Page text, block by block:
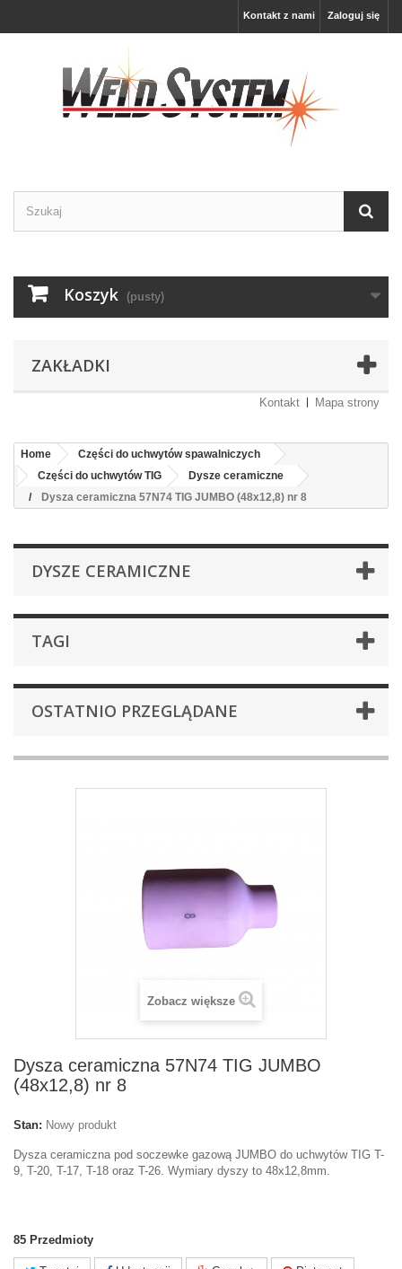
Zaloguj się
Kontakt z nami
Koszyk (pusty)
ZAKŁADKI
Kontakt Mapa strony
Home
Części do uchwytów spawalniczych
Części do uchwytów TIG
Dysze ceramiczne
Dysza ceramiczna 57N74 TIG JUMBO (48x12,8) nr 8
DYSZE CERAMICZNE
TAGI
OSTATNIO PRZEGLĄDANE
Zobacz większe
Dysza ceramiczna 57N74 TIG JUMBO
(48x12,8) nr 8
Stan: Nowy produkt
Dysza ceramiczna pod soczewke gazową JUMBO do uchwytów TIG T-
9, T-20, T-17, T-18 oraz T-26. Wymiary dyszy to 48x12,8mm.
85 Przedmioty